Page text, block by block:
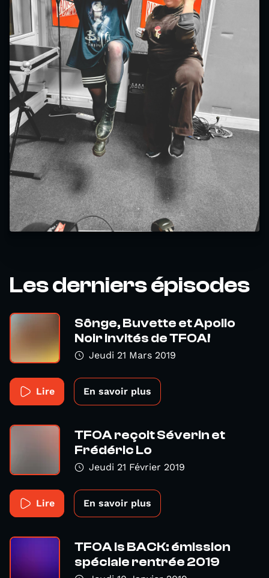
Les derniers épisodes
Sônge, Buvette et Apollo
Noir invités de TFOA!
Jeudi 21 Mars 2019
Lire En savoir plus
TFOA reçoit Séverin et
Frédéric Lo
Jeudi 21 Février 2019
Lire En savoir plus
TFOA is BACK: émission
spéciale rentrée 2019